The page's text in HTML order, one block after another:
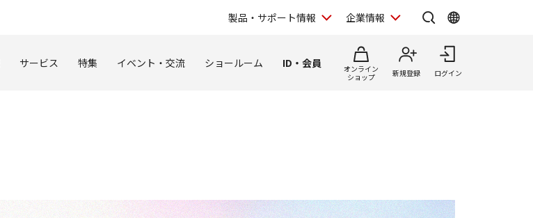
製品・サポート情報 企業情報
サービス 特集 イベント・交流 ショールーム ID・会員
オンライン
ショップ
新規登録 ログイン